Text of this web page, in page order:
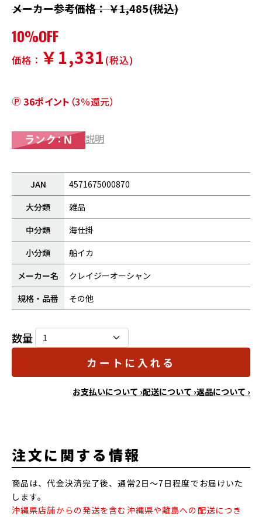
メーカー参考価格： ￥1,485(税込)
10%OFF
価格： ￥1,331 (税込)
36ポイント （3％還元）
説明
JAN
4571675000870
大分類
雑品
中分類
海仕掛
小分類
船イカ
メーカー名
クレイジーオーシャン
規格・品番
その他
数量
カートに入れる
お支払いについて ›配送について ›返品について ›
注文に関する情報
商品は、代金決済完了後、通常2日～7日程度でお届けいた
します。
沖縄県店舗からの発送を含む沖縄県や離島への配送につき